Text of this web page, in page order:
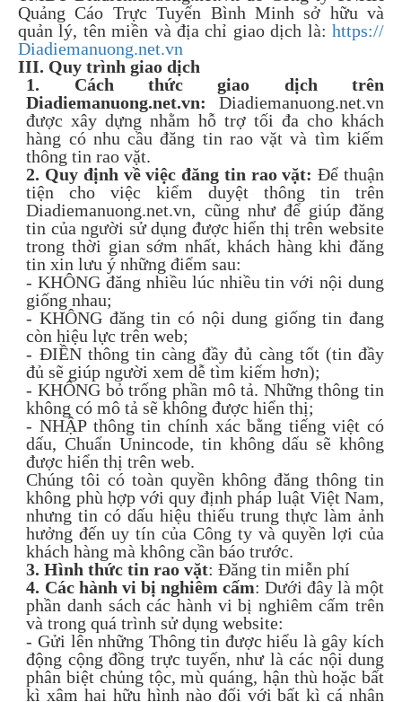
Quảng Cáo Trực Tuyến Bình Minh sở hữu và
quản lý, tên miền và địa chỉ giao dịch là: https://
Diadiemanuong.net.vn
III. Quy trình giao dịch
1. Cách thức giao dịch trên
Diadiemanuong.net.vn: Diadiemanuong.net.vn
được xây dựng nhằm hỗ trợ tối đa cho khách
hàng có nhu cầu đăng tin rao vặt và tìm kiếm
thông tin rao vặt.
2. Quy định về việc đăng tin rao vặt:Để thuận
tiện cho việc kiểm duyệt thông tin trên
Diadiemanuong.net.vn, cũng như để giúp đăng
tin của người sử dụng được hiển thị trên website
trong thời gian sớm nhất, khách hàng khi đăng
tin xin lưu ý những điểm sau:
- KHÔNG đăng nhiều lúc nhiều tin với nội dung
giống nhau;
- KHÔNG đăng tin có nội dung giống tin đang
còn hiệu lực trên web;
- ĐIỀN thông tin càng đầy đủ càng tốt (tin đầy
đủ sẽ giúp người xem dễ tìm kiếm hơn);
- KHÔNG bỏ trống phần mô tả. Những thông tin
không có mô tả sẽ không được hiển thị;
- NHẬP thông tin chính xác bằng tiếng việt có
dấu, Chuẩn Unincode, tin không dấu sẽ không
được hiển thị trên web.
Chúng tôi có toàn quyền không đăng thông tin
không phù hợp với quy định pháp luật Việt Nam,
nhưng tin có dấu hiệu thiếu trung thực làm ảnh
hưởng đến uy tín của Công ty và quyền lợi của
khách hàng mà không cần báo trước.
3. Hình thức tin rao vặt: Đăng tin miễn phí
4. Các hành vi bị nghiêm cấm: Dưới đây là một
phần danh sách các hành vi bị nghiêm cấm trên
và trong quá trình sử dụng website:
- Gửi lên những Thông tin được hiểu là gây kích
động cộng đồng trực tuyến, như là các nội dung
phân biệt chủng tộc, mù quáng, hận thù hoặc bất
kì xâm hại hữu hình nào đối với bất kì cá nhân